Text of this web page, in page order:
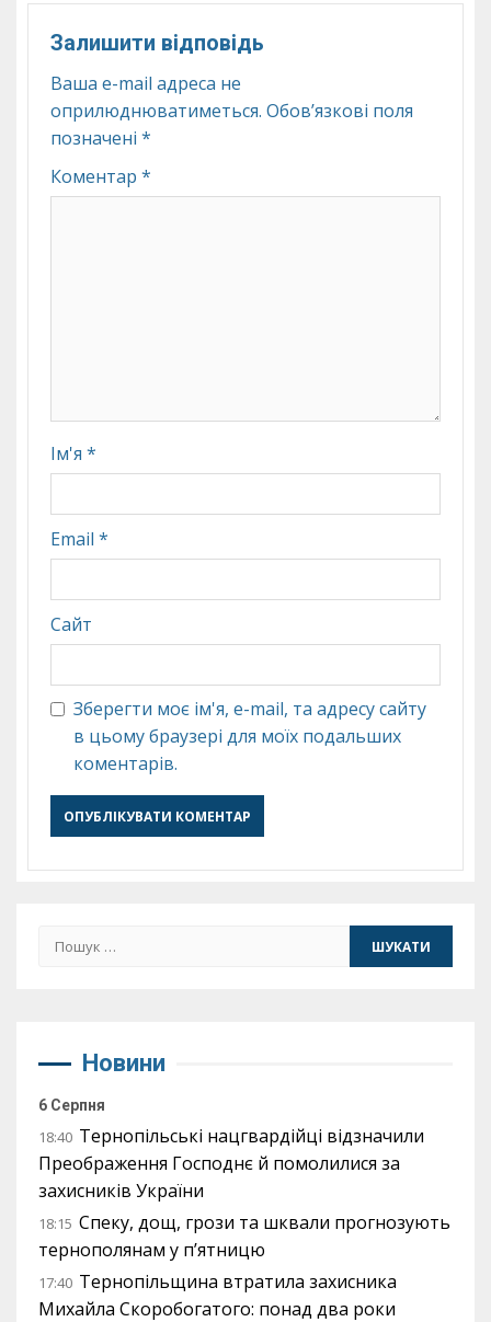
Залишити відповідь
Ваша e-mail адреса не
оприлюднюватиметься. Обов’язкові поля
позначені *
Коментар *
Ім'я *
Email *
Сайт
Зберегти моє ім'я, e-mail, та адресу сайту
в цьому браузері для моїх подальших
коментарів.
Пошук:
Новини
6 Серпня
18:40 Тернопільські нацгвардійці відзначили
Преображення Господнє й помолилися за
захисників України
18:15 Спеку, дощ, грози та шквали прогнозують
тернополянам у п’ятницю
17:40 Тернопільщина втратила захисника
Михайла Скоробогатого: понад два роки